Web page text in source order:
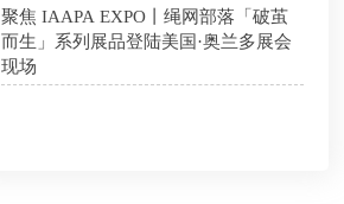
聚焦 IAAPA EXPO丨绳网部落「破茧
而生」系列展品登陆美国·奥兰多展会
现场